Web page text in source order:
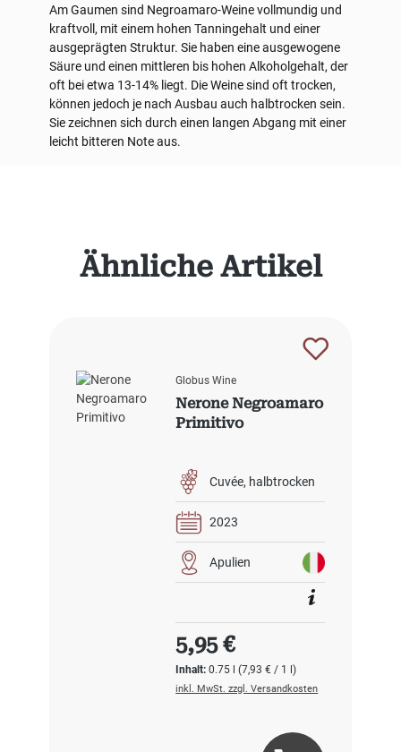
Produktgalerie überspringen
Ähnliche Artikel
Globus Wine
Nerone Negroamaro
Primitivo
Cuvée halbtrocken
2023
Apulien
Inhalt:0.75 l(7,93 € / 1 l)
Regulärer Preis:
5,95 €
inkl. MwSt. zzgl. Versandkosten
Am Gaumen sind Negroamaro-Weine vollmundig und
kraftvoll, mit einem hohen Tanningehalt und einer
ausgeprägten Struktur. Sie haben eine ausgewogene
Säure und einen mittleren bis hohen Alkoholgehalt, der
oft bei etwa 13-14% liegt. Die Weine sind oft trocken,
können jedoch je nach Ausbau auch halbtrocken sein.
Sie zeichnen sich durch einen langen Abgang mit einer
leicht bitteren Note aus.